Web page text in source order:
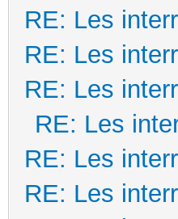
RE: Les
RE: Les
RE: Les
RE: Les
RE: Les
RE: Les